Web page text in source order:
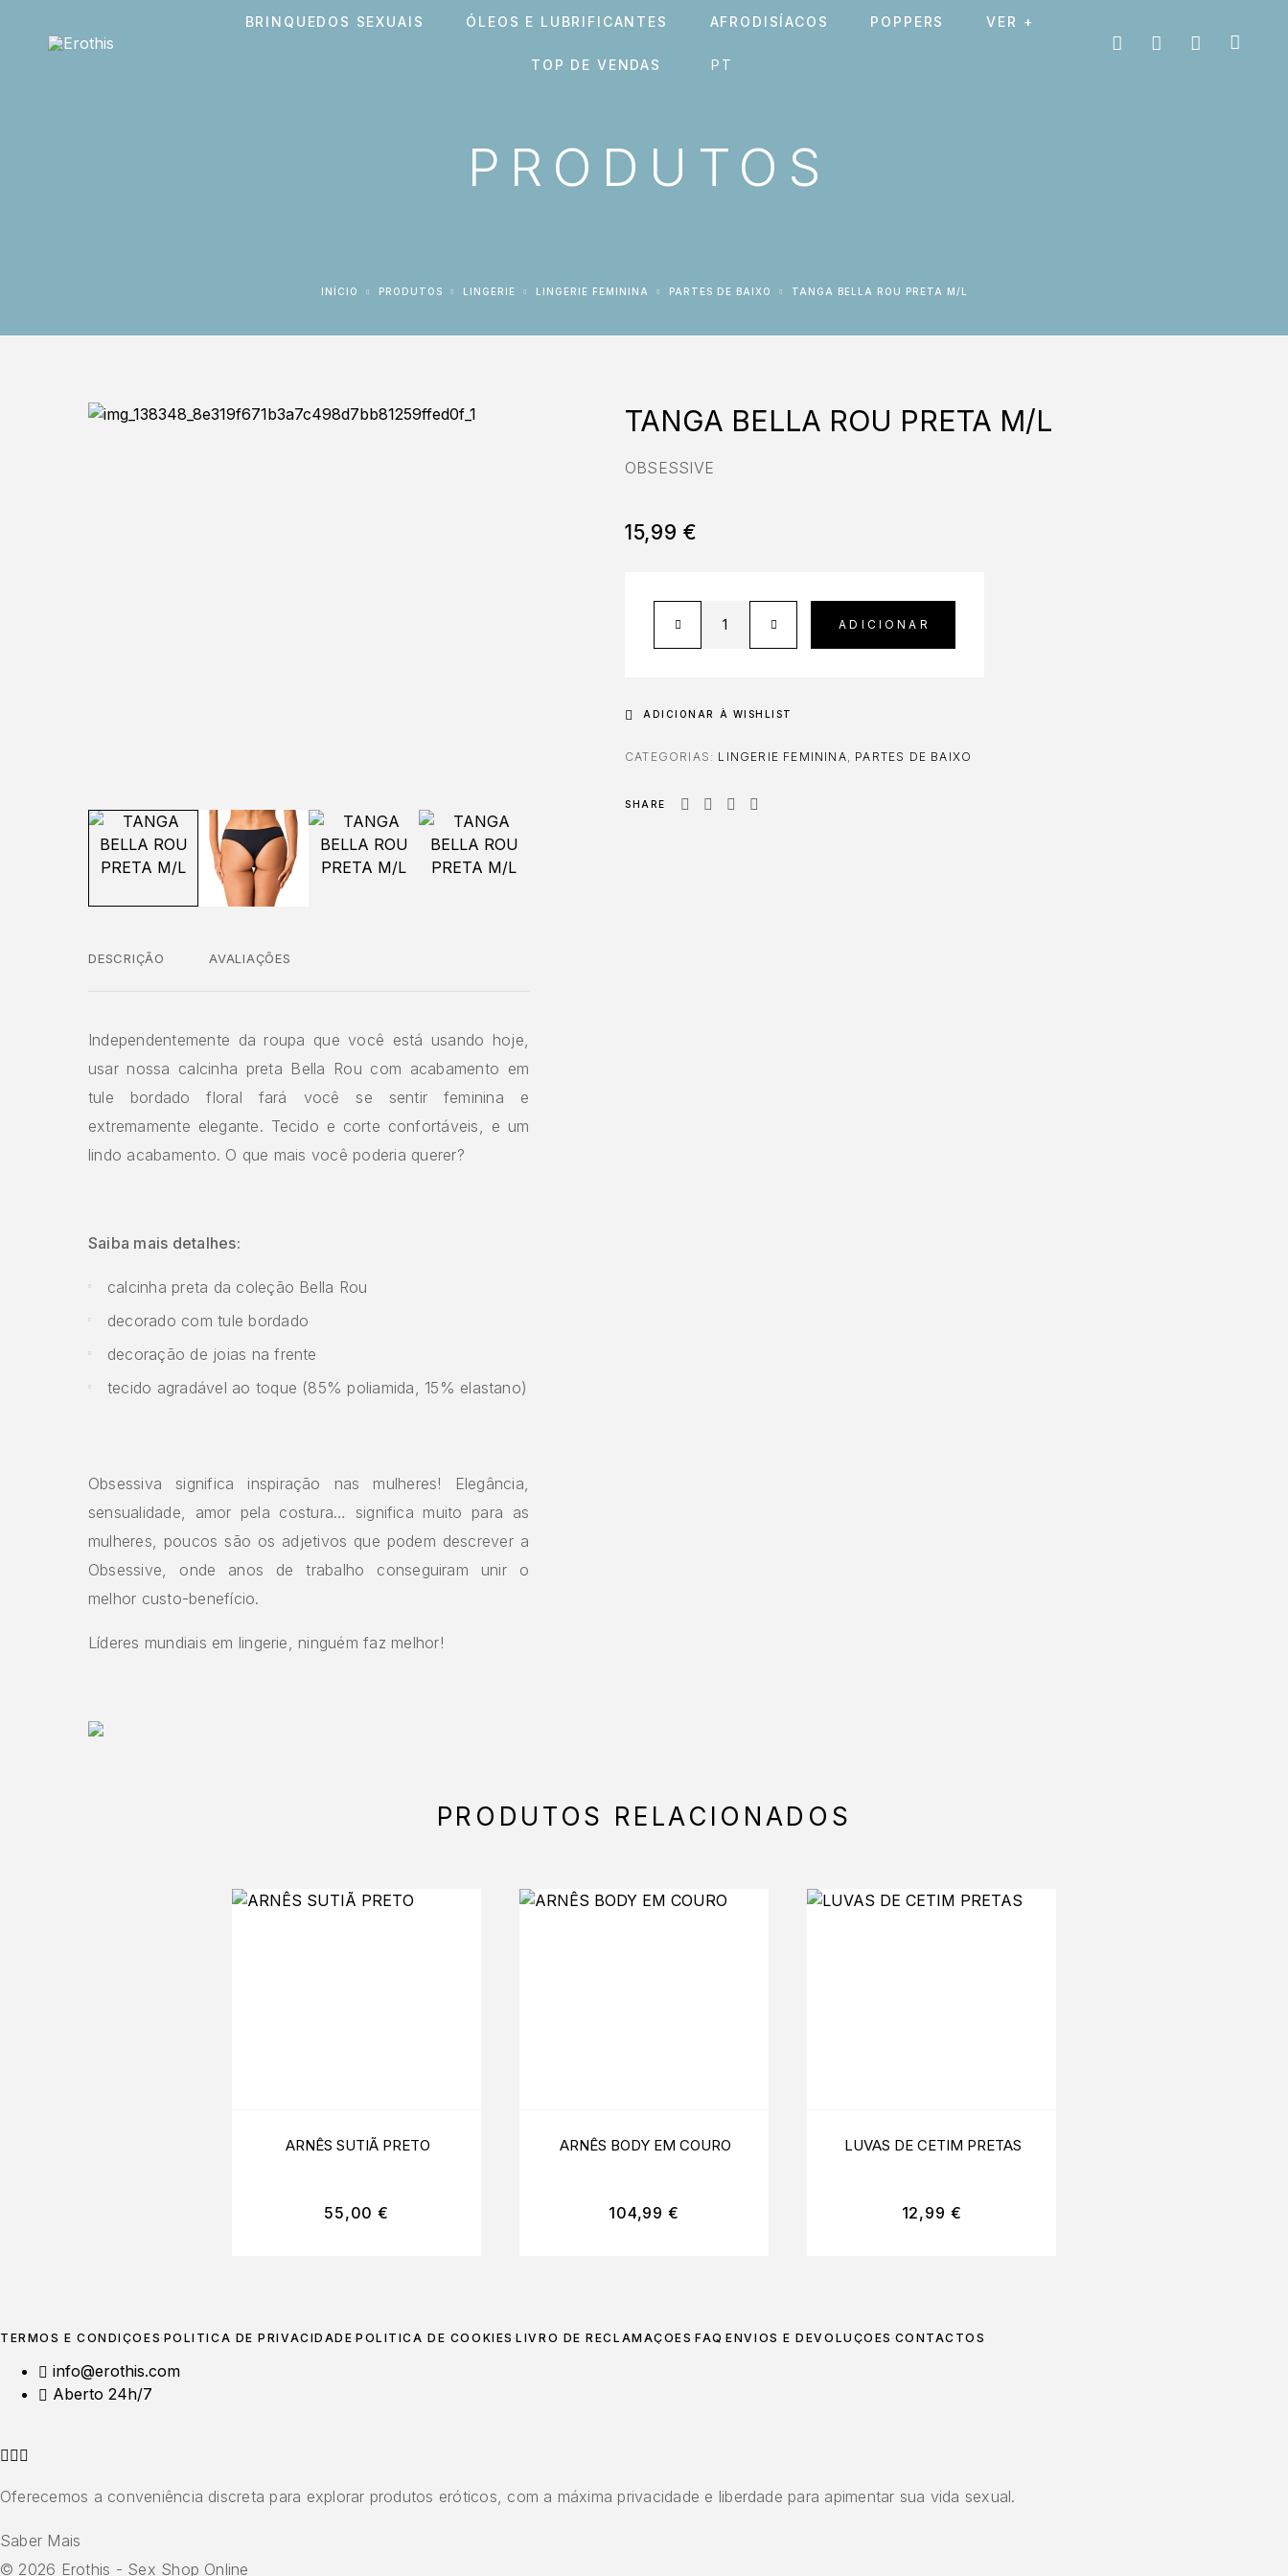
BRINQUEDOS SEXUAIS ÓLEOS E LUBRIFICANTES AFRODISÍACOS POPPERS VER +
TOP DE VENDAS
PRODUTOS
INÍCIO PRODUTOS LINGERIE LINGERIE FEMININA PARTES DE BAIXO TANGA BELLA ROU PRETA M/L
DESCRIÇÃO AVALIAÇÕES
Independentemente da roupa que você está usando hoje,
usar nossa calcinha preta Bella Rou com acabamento em
tule bordado floral fará você se sentir feminina e
extremamente elegante. Tecido e corte confortáveis, e um
lindo acabamento. O que mais você poderia querer?
Saiba mais detalhes:
calcinha preta da coleção Bella Rou
decorado com tule bordado
decoração de joias na frente
tecido agradável ao toque (85% poliamida, 15% elastano)
Obsessiva significa inspiração nas mulheres! Elegância,
sensualidade, amor pela costura… significa muito para as
mulheres, poucos são os adjetivos que podem descrever a
Obsessive, onde anos de trabalho conseguiram unir o
melhor custo-benefício.
Líderes mundiais em lingerie, ninguém faz melhor!
TANGA BELLA ROU PRETA M/L
OBSESSIVE
15,99 €
ADICIONAR
ADICIONAR À WISHLIST
CATEGORIAS: LINGERIE FEMININA, PARTES DE BAIXO
SHARE
PRODUTOS RELACIONADOS
ARNÊS SUTIÃ PRETO
55,00 €
ARNÊS BODY EM COURO
104,99 €
LUVAS DE CETIM PRETAS
12,99 €
TERMOS E CONDIÇÕESPOLÍTICA DE PRIVACIDADE POLÍTICA DE COOKIES LIVRO DE RECLAMAÇÕES FAQ ENVIOS E DEVOLUÇÕES CONTACTOS
info@erothis.com
Aberto 24h/7
Oferecemos a conveniência discreta para explorar produtos eróticos, com a máxima privacidade e liberdade para apimentar sua vida sexual.
Saber Mais
© 2026 Erothis - Sex Shop Online